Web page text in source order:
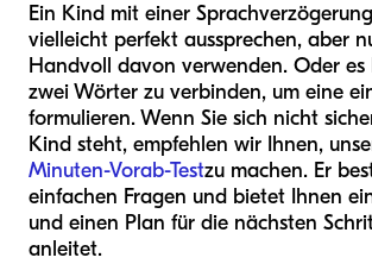
Ein Kind mit einer
vielleicht perfekt aussprechen, aber
Handvoll davon verwenden. Oder es
zwei Wörter zu verbinden, um eine
formulieren. Wenn Sie sich nicht
Kind steht, empfehlen wir Ihnen,
Minuten-Vorab-Testzu machen. Er
einfachen Fragen und bietet Ihnen
und einen Plan für die nächsten
anleitet.